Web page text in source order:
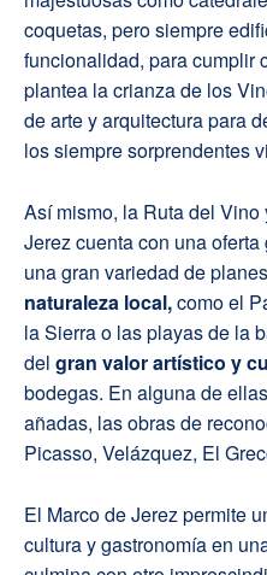
coquetas, pero siempre
funcionalidad, para cumplir
plantea la crianza de los
de arte y arquitectura para
los siempre sorprendentes
Así mismo, la Ruta del
Jerez cuenta con una
una gran variedad de
naturaleza local,como el
la Sierra o las playas de la
del gran valor artístico y
bodegas. En alguna de
añadas, las obras de
Picasso, Velázquez, El
El Marco de Jerez permite
cultura y gastronomía en